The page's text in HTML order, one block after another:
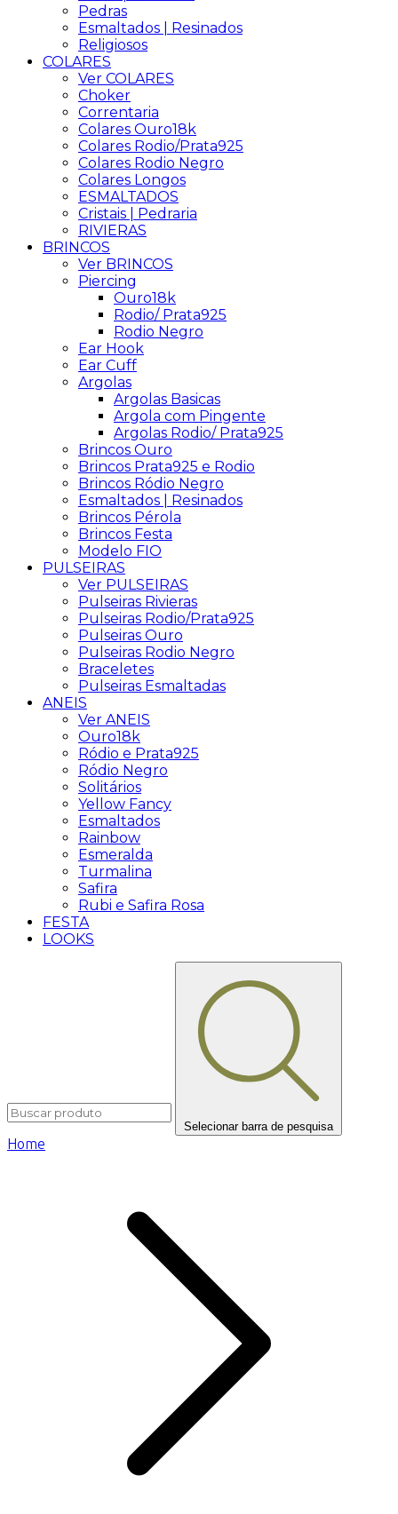
Pedras
Esmaltados | Resinados
Religiosos
COLARES
Ver COLARES
Choker
Correntaria
Colares Ouro18k
Colares Rodio/Prata925
Colares Rodio Negro
Colares Longos
ESMALTADOS
Cristais | Pedraria
RIVIERAS
BRINCOS
Ver BRINCOS
Piercing
Ouro18k
Rodio/ Prata925
Rodio Negro
Ear Hook
Ear Cuff
Argolas
Argolas Basicas
Argola com Pingente
Argolas Rodio/ Prata925
Brincos Ouro
Brincos Prata925 e Rodio
Brincos Ródio Negro
Esmaltados | Resinados
Brincos Pérola
Brincos Festa
Modelo FIO
PULSEIRAS
Ver PULSEIRAS
Pulseiras Rivieras
Pulseiras Rodio/Prata925
Pulseiras Ouro
Pulseiras Rodio Negro
Braceletes
Pulseiras Esmaltadas
ANEIS
Ver ANEIS
Ouro18k
Ródio e Prata925
Ródio Negro
Solitários
Yellow Fancy
Esmaltados
Rainbow
Esmeralda
Turmalina
Safira
Rubi e Safira Rosa
FESTA
LOOKS
Selecionar barra de pesquisa
Home